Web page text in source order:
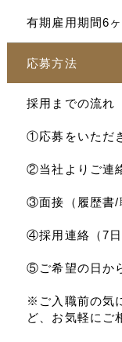
有期雇用期間6
応募方法
採用までの流れ
①応募をいただ
②当社よりご連
③面接（履歴書/
④採用連絡（7日
⑤ご希望の日か
※ご入職前の気
ど、お気軽にご